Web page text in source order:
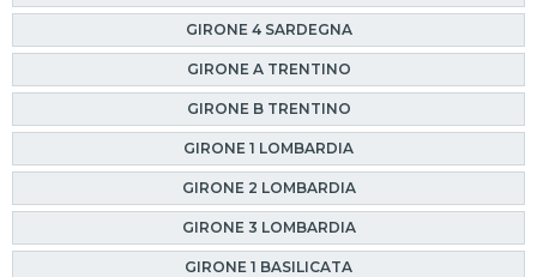
GIRONE 4 SARDEGNA
GIRONE A TRENTINO
GIRONE B TRENTINO
GIRONE 1 LOMBARDIA
GIRONE 2 LOMBARDIA
GIRONE 3 LOMBARDIA
GIRONE 1 BASILICATA